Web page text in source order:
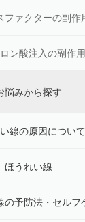
ファクターの副作
ン酸注入の副作用
悩みから探す
線の原因について
ほうれい線
の予防法・セルフ